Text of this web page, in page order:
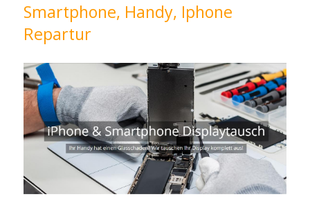
Smartphone, Handy, Iphone
Repartur